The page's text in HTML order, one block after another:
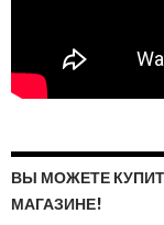
ВЫ МОЖЕТЕ
МАГАЗИНЕ!